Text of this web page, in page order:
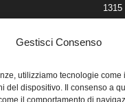
Gestisci Consenso
utilizziamo tecnologie come
del dispositivo. Il consenso a
il comportamento di
1315